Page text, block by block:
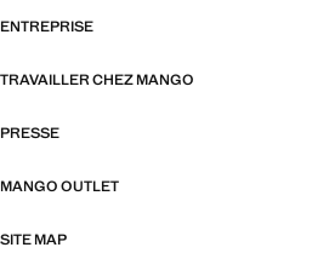
ENTREPRISE
TRAVAILLER CHEZ MANGO
PRESSE
MANGO OUTLET
SITE MAP